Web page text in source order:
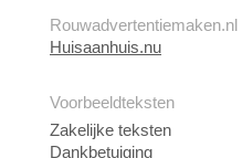
Huisaanhuis.nu
Voorbeeldteksten
Zakelijke teksten
Dankbetuiging